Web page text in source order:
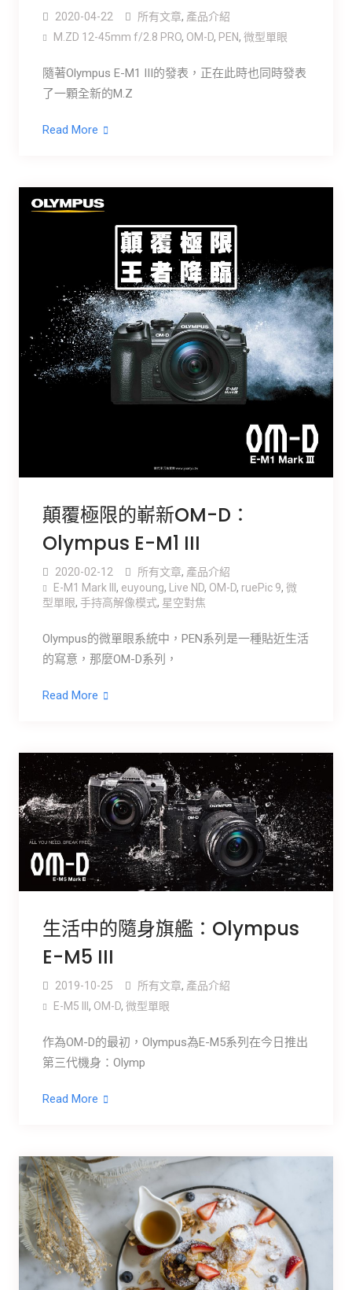
2020-04-22 所有文章, 產品介紹
M.ZD 12-45mm f/2.8 PRO, OM-D, PEN, 微型單眼
隨著Olympus E-M1 III的發表，正在此時也同時發表
了一顆全新的M.Z
Read More
顛覆極限的嶄新OM-D：
Olympus E-M1 III
2020-02-12 所有文章, 產品介紹
E-M1 Mark III , euyoung, Live ND, OM-D, ruePic 9, 微
型單眼, 手持高解像模式, 星空對焦
Olympus的微單眼系統中，PEN系列是一種貼近生活
的寫意，那麼OM-D系列，
Read More
生活中的隨身旗艦：Olympus
E-M5 III
2019-10-25 所有文章, 產品介紹
E-M5 III, OM-D, 微型單眼
作為OM-D的最初，Olympus為E-M5系列在今日推出
第三代機身：Olymp
Read More